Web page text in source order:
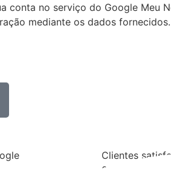
conta no serviço do Google Meu
mediante os dados fornecidos.
Clientes
0